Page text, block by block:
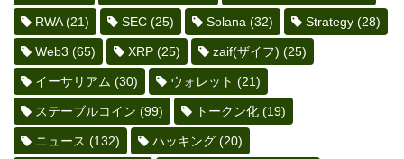
RWA(21) SEC (25) Solana (32) Strategy (28)
Web3 (65) XRP (25) zaif(ザイフ) (25)
イーサリアム (30) ウォレット (21)
ステーブルコイン (99) トークン化 (19)
ニュース (132) ハッキング (20)